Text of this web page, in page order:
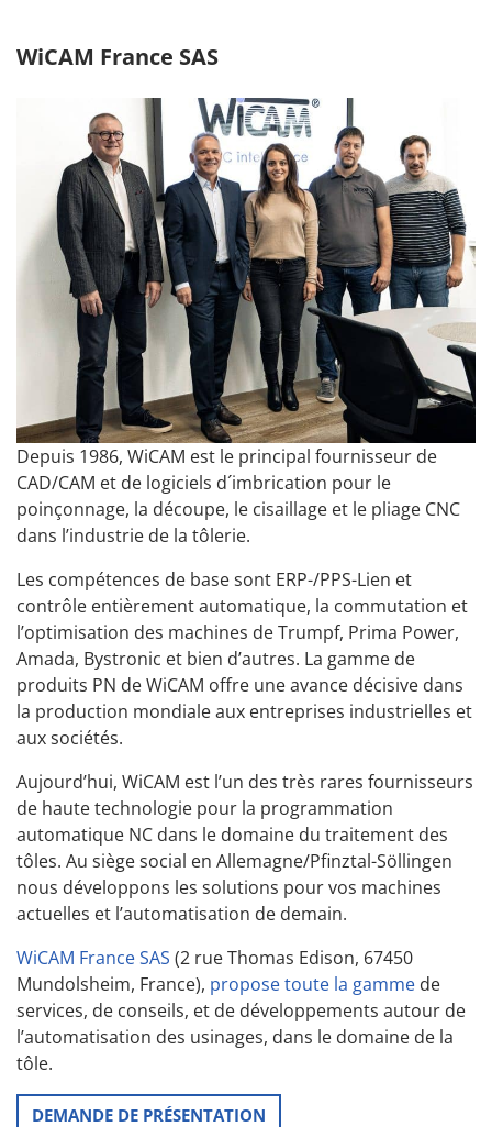
Aperçu
Modules
Interfaces
Configuration
matériel
Machines supportées
Fixer un
WiCAM France SAS
Depuis 1986, WiCAM est le principal fournisseur de
CAD/CAM et de logiciels d´imbrication pour le
poinçonnage, la découpe, le cisaillage et le pliage CNC
dans l’industrie de la tôlerie.
Les compétences de base sont ERP-/PPS-Lien et
contrôle entièrement automatique, la commutation et
l’optimisation des machines de Trumpf, Prima Power,
Amada, Bystronic et bien d’autres. La gamme de
produits PN de WiCAM offre une avance décisive dans
la production mondiale aux entreprises industrielles et
aux sociétés.
Aujourd’hui, WiCAM est l’un des très rares fournisseurs
de haute technologie pour la programmation
automatique NC dans le domaine du traitement des
tôles. Au siège social en Allemagne/Pfinztal-Söllingen
nous développons les solutions pour vos machines
actuelles et l’automatisation de demain.
WiCAM France SAS (2 rue Thomas Edison, 67450
Mundolsheim, France), propose toute la gamme de
services, de conseils, et de développements autour de
l’automatisation des usinages, dans le domaine de la
tôle.
DEMANDE DE PRÉSENTATION